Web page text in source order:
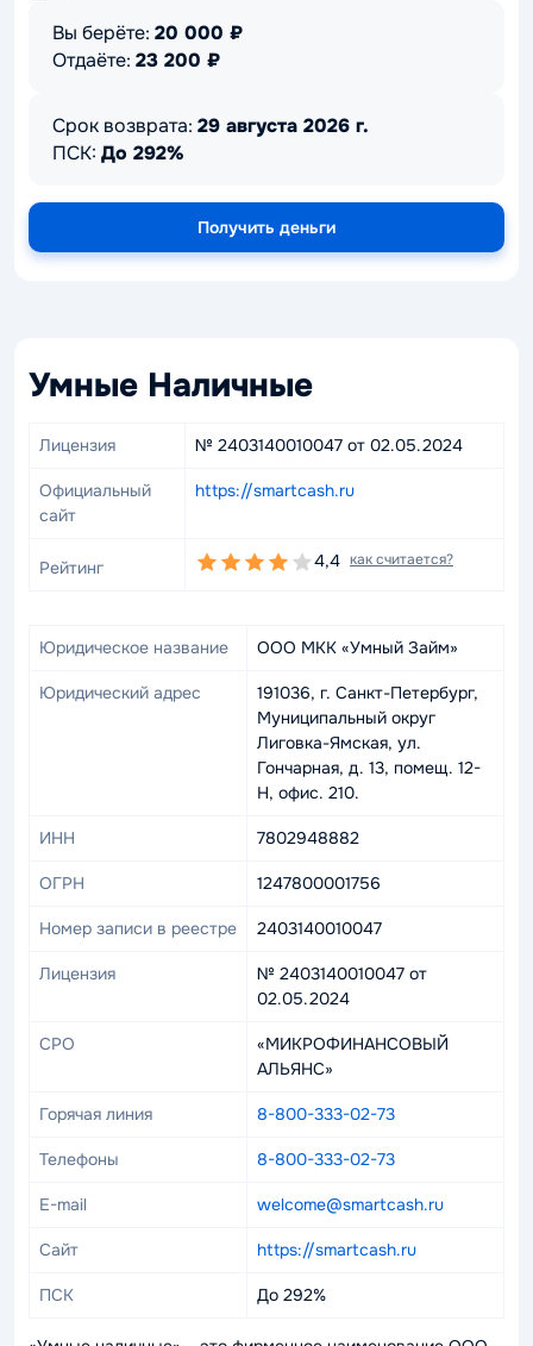
Вы берёте: 20 000 ₽
Отдаёте: 23 200 ₽
Срок возврата: 29 августа 2026 г.
ПСК: До 292%
Получить деньги
Умные Наличные
Лицензия № 2403140010047 от 02.05.2024
Официальный
сайт
https://smartcash.ru
Рейтинг 4,4 как считается?
Юридическое название ООО МКК «Умный Займ»
Юридический адрес
191036, г. Санкт-Петербург,
Муниципальный округ
Лиговка-Ямская, ул.
Гончарная, д. 13, помещ. 12-
Н, офис. 210.
ИНН 7802948882
ОГРН 1247800001756
Номер записи в реестре 2403140010047
Лицензия
№ 2403140010047 от
02.05.2024
СРО
«МИКРОФИНАНСОВЫЙ
АЛЬЯНС»
Горячая линия 8-800-333-02-73
Телефоны 8-800-333-02-73
E-mail welcome@smartcash.ru
Сайт https://smartcash.ru
ПСК До 292%